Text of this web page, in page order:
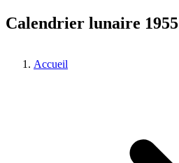
Calendrier lunaire 1955
Accueil